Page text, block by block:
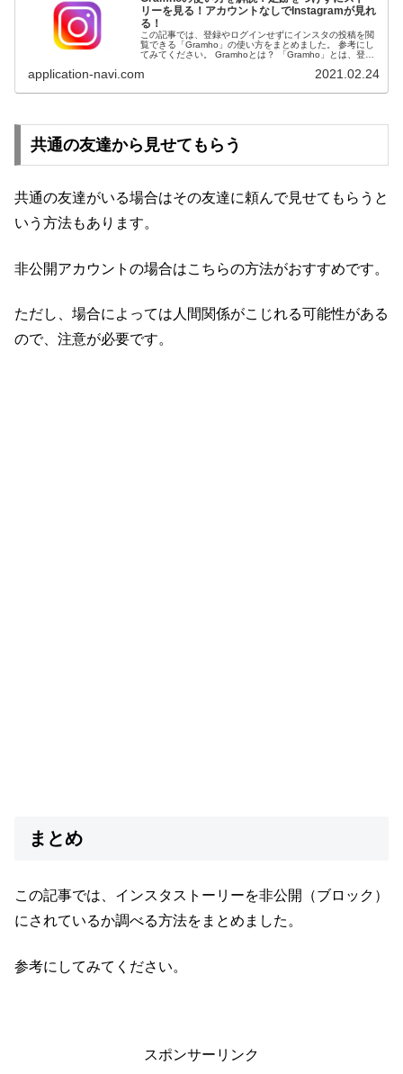
リーを見る！アカウントなしでInstagramが見れ
る！
この記事では、登録やログインせずにインスタの投稿を閲
覧できる「Gramho」の使い方をまとめました。 参考にし
てみてください。 Gramhoとは？ 「Gramho」とは、登録
す。 ...
application-navi.com 2021.02.24
共通の友達から見せてもらう
共通の友達がいる場合はその友達に頼んで見せてもらうと
いう方法もあります。
非公開アカウントの場合はこちらの方法がおすすめです。
ただし、場合によっては人間関係がこじれる可能性がある
ので、注意が必要です。
まとめ
この記事では、インスタストーリーを非公開（ブロック）
にされているか調べる方法をまとめました。
参考にしてみてください。
スポンサーリンク